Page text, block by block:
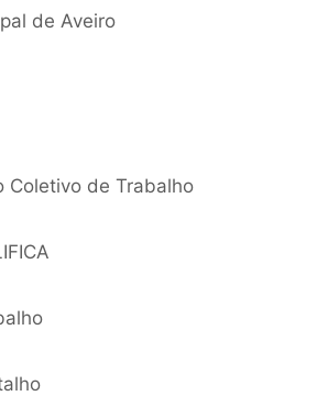
de Aveiro
Coletivo de Trabalho